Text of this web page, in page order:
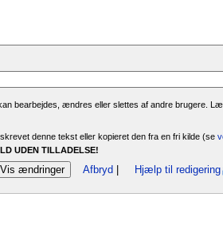
bearbejdes, ændres eller slettes af andre brugere.
denne tekst eller kopieret den fra en fri kilde (se
UDEN TILLADELSE!
Afbryd Hjælp til redigering